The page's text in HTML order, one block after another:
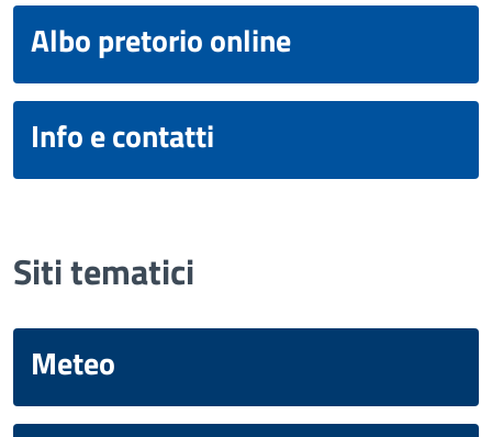
Albo pretorio online
Info e contatti
Siti tematici
Meteo